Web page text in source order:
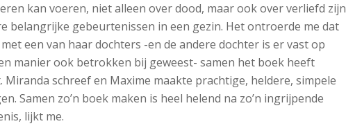
kan voeren, niet alleen over dood, maar ook over verliefd zijn
belangrijke gebeurtenissen in een gezin. Het ontroerde me dat
een van haar dochters -en de andere dochter is er vast op
manier ook betrokken bij geweest- samen het boek heeft
Miranda schreef en Maxime maakte prachtige, heldere, simpele
Samen zo’n boek maken is heel helend na zo’n ingrijpende
lijkt me.